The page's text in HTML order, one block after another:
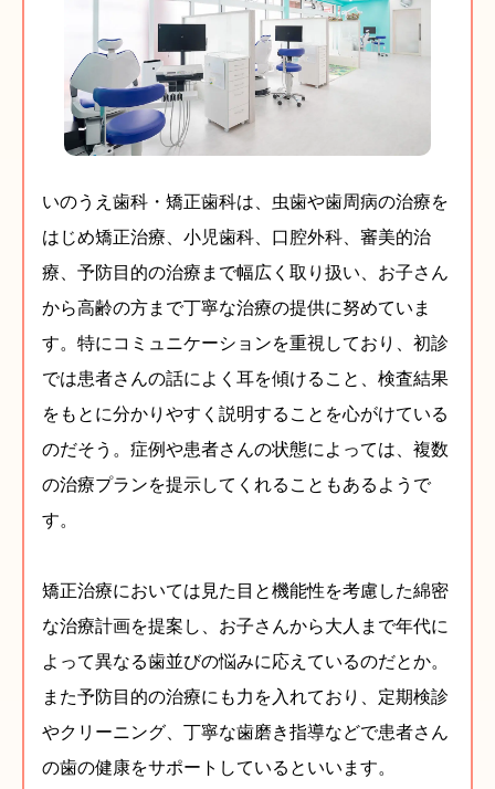
いのうえ歯科・矯正歯科は、虫歯や歯周病の治療を
はじめ矯正治療、小児歯科、口腔外科、審美的治
療、予防目的の治療まで幅広く取り扱い、お子さん
から高齢の方まで丁寧な治療の提供に努めていま
す。特にコミュニケーションを重視しており、初診
では患者さんの話によく耳を傾けること、検査結果
をもとに分かりやすく説明することを心がけている
のだそう。症例や患者さんの状態によっては、複数
の治療プランを提示してくれることもあるようで
す。
矯正治療においては見た目と機能性を考慮した綿密
な治療計画を提案し、お子さんから大人まで年代に
よって異なる歯並びの悩みに応えているのだとか。
また予防目的の治療にも力を入れており、定期検診
やクリーニング、丁寧な歯磨き指導などで患者さん
の歯の健康をサポートしているといいます。